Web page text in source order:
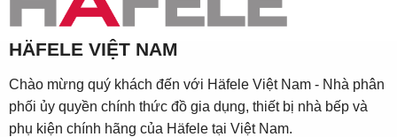
HÄFELE VIỆT NAM
Chào mừng quý khách đến với Häfele Việt Nam - Nhà phân
phối ủy quyền chính thức đồ gia dụng, thiết bị nhà bếp và
phụ kiện chính hãng của Häfele tại Việt Nam.